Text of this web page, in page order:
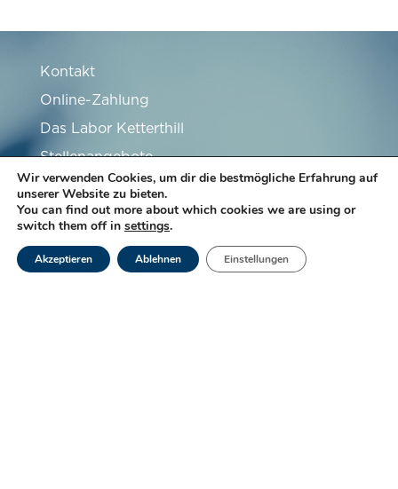
Kontakt
Online-Zahlung
Das Labor Ketterthill
Stellenangebote
Partner
FAQ
Wir verwenden Cookies, um dir die bestmögliche Erfahrung auf
unserer Website zu bieten.
You can find out more about which cookies we are using or
switch them off in settings.
Akzeptieren Ablehnen Einstellungen